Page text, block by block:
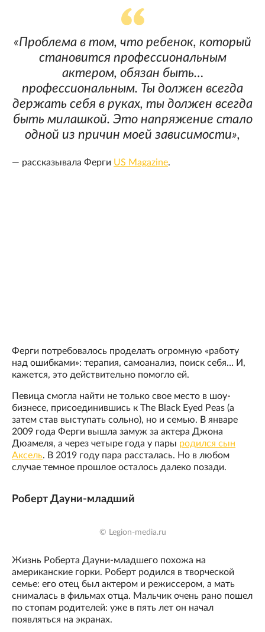
«Проблема в том, что ребенок, который
становится профессиональным
актером, обязан быть…
профессиональным. Ты должен всегда
держать себя в руках, ты должен всегда
быть милашкой. Это напряжение стало
одной из причин моей зависимости»,
— рассказывала Ферги US Magazine.
Ферги потребовалось проделать огромную «работу
над ошибками»: терапия, самоанализ, поиск себя… И,
кажется, это действительно помогло ей.
Певица смогла найти не только свое место в шоу-
бизнесе, присоединившись к The Black Eyed Peas (а
затем став выступать сольно), но и семью. В январе
2009 года Ферги вышла замуж за актера Джона
Дюамеля, а через четыре года у пары родился сын
Аксель. В 2019 году пара рассталась. Но в любом
случае темное прошлое осталось далеко позади.
Роберт Дауни-младший
© Legion-media.ru
Жизнь Роберта Дауни-младшего похожа на
американские горки. Роберт родился в творческой
семье: его отец был актером и режиссером, а мать
снималась в фильмах отца. Мальчик очень рано пошел
по стопам родителей: уже в пять лет он начал
появляться на экранах.